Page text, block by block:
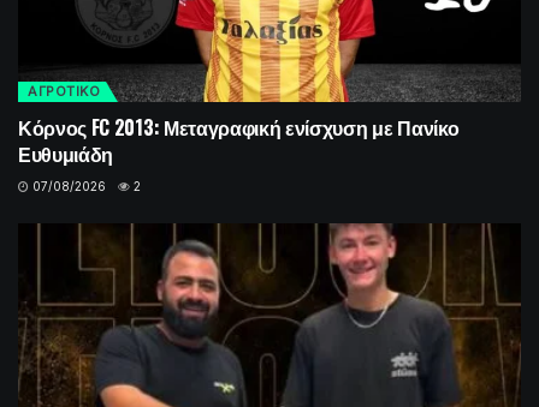
ΑΓΡΟΤΙΚΟ
Κόρνος FC 2013: Μεταγραφική ενίσχυση με Πανίκο
Ευθυμιάδη
07/08/2026 2